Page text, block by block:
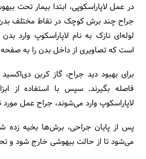
در عمل لاپاراسکوپی، ابتدا بیمار تحت
جراح چند برش کوچک در نقاط مختلف
لوله‌ای نازک به نام لاپاراسکوپ وارد
است که تصاویری از داخل بدن را به
برای بهبود دید جراح، گاز کربن
فاصله بگیرند. سپس با استفاده از
لاپاراسکوپ وارد می‌شوند، جراح عمل
پس از پایان جراحی، برش‌ها بخیه زده
می‌شود تا از حالت بیهوشی خارج شود و